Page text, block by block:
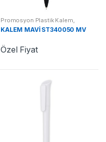
Promosyon Plastik Kalem,
Promosyon Kalemler
KALEM MAVİ ST340050 MV
Özel Fiyat